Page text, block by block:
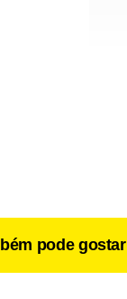
pode gostar